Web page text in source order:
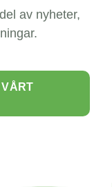
av nyheter,
VÅRT